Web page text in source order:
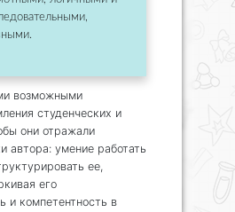
возможными
студенческих и
они отражали
автора: умение работать
ее,
его
и компетентность в